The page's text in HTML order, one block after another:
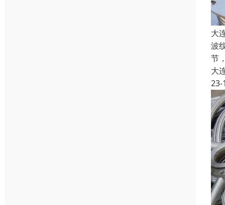
大
波
节
大
23-